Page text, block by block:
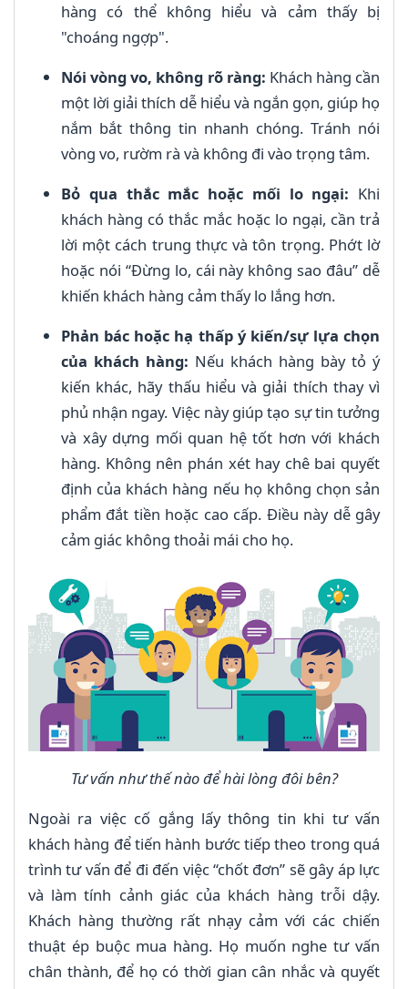
hàng có thể không hiểu và cảm thấy bị
"choáng ngợp".
Nói vòng vo, không rõ ràng: Khách hàng cần
một lời giải thích dễ hiểu và ngắn gọn, giúp họ
nắm bắt thông tin nhanh chóng. Tránh nói
vòng vo, rườm rà và không đi vào trọng tâm.
Bỏ qua thắc mắc hoặc mối lo ngại: Khi
khách hàng có thắc mắc hoặc lo ngại, cần trả
lời một cách trung thực và tôn trọng. Phớt lờ
hoặc nói “Đừng lo, cái này không sao đâu” dễ
khiến khách hàng cảm thấy lo lắng hơn.
Phản bác hoặc hạ thấp ý kiến/sự lựa chọn
của khách hàng: Nếu khách hàng bày tỏ ý
kiến khác, hãy thấu hiểu và giải thích thay vì
phủ nhận ngay. Việc này giúp tạo sự tin tưởng
và xây dựng mối quan hệ tốt hơn với khách
hàng. Không nên phán xét hay chê bai quyết
định của khách hàng nếu họ không chọn sản
phẩm đắt tiền hoặc cao cấp. Điều này dễ gây
cảm giác không thoải mái cho họ.
Tư vấn như thế nào để hài lòng đôi bên?
Ngoài ra việc cố gắng lấy thông tin khi tư vấn
khách hàng để tiến hành bước tiếp theo trong quá
trình tư vấn để đi đến việc “chốt đơn” sẽ gây áp lực
và làm tính cảnh giác của khách hàng trỗi dậy.
Khách hàng thường rất nhạy cảm với các chiến
thuật ép buộc mua hàng. Họ muốn nghe tư vấn
chân thành, để họ có thời gian cân nhắc và quyết